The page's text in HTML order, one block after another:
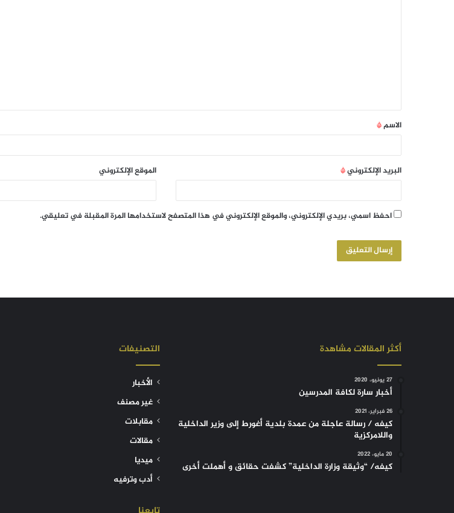
الاسم*
البريد الإلكتروني* الموقع الإلكتروني
احفظ اسمي، بريدي الإلكتروني، والموقع الإلكتروني في هذا المتصفح لاستخدامها المرة المقبلة في تعليقي.
أكثر المقالات مشاهدة
27 يونيو، 2020
أخبار سارة لكافة المدرسين
26 فبراير، 2021
كيفه / رسالة عاجلة من عمدة بلدية أغورط إلى وزير الداخلية
واللامركزية
20 مايو، 2022
كيفه/ “وثيقة وزارة الداخلية” كشفت حقائق و أهملت أخرى
التصنيفات
الأخبار
غير مصنف
مقابلات
مقالات
ميديا
أدب وترفيه